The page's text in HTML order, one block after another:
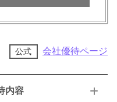
公式 会社優待ページ
内容